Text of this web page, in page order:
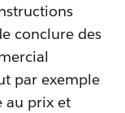
conclure des
par exemple
au prix et